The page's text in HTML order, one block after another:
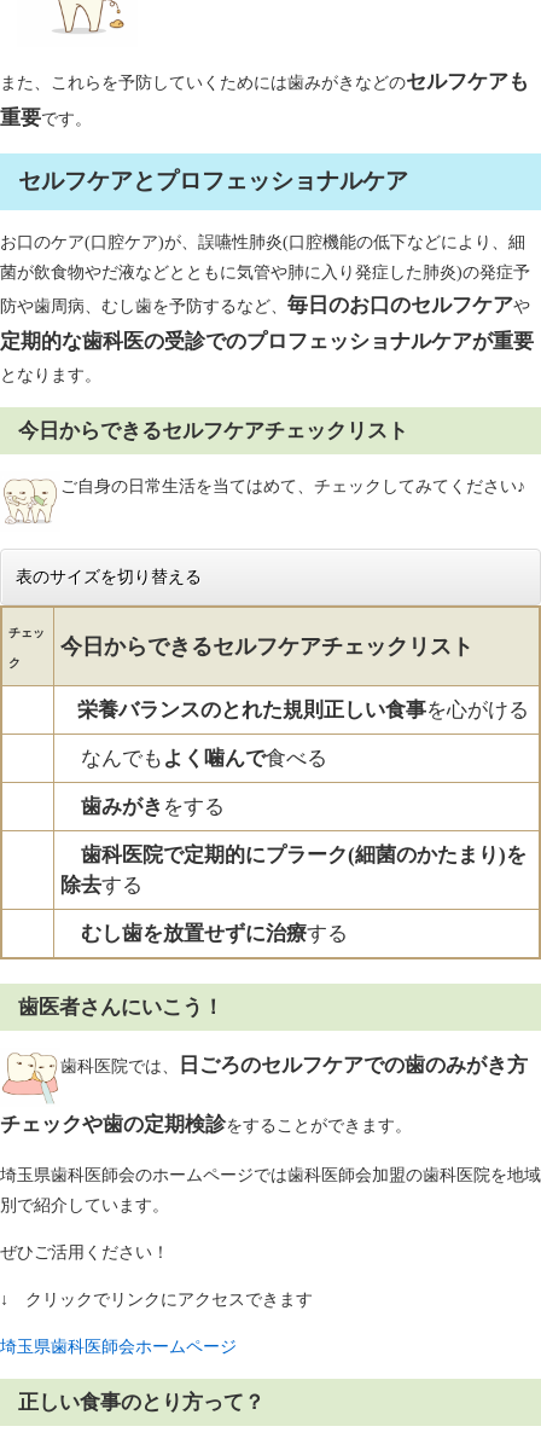
また、これらを予防していくためには歯みがきなどのセルフケアも
重要です。
セルフケアとプロフェッショナルケア
お口のケア(口腔ケア)が、誤嚥性肺炎(口腔機能の低下などにより、細
菌が飲食物やだ液などとともに気管や肺に入り発症した肺炎)の発症予
防や歯周病、むし歯を予防するなど、 毎日のお口のセルフケアや
定期的な歯科医の受診でのプロフェッショナルケアが重要
となります。
今日からできるセルフケアチェックリスト
ご自身の日常生活を当てはめて、チェックしてみてください♪
表のサイズを切り替える
チェッ
ク
今日からできるセルフケアチェックリスト
栄養バランスのとれた規則正しい食事を心がける
なんでも よく噛んで食べる
歯みがき をする
歯科医院で定期的にプラーク(細菌のかたまり)を
除去する
むし歯を放置せずに治療する
歯医者さんにいこう！
歯科医院では、 日ごろのセルフケアでの歯のみがき方
チェックや歯の定期検診をすることができます。
埼玉県歯科医師会のホームページでは歯科医師会加盟の歯科医院を地域
別で紹介しています。
ぜひご活用ください！
↓ クリックでリンクにアクセスできます
埼玉県歯科医師会ホームページ
正しい食事のとり方って？